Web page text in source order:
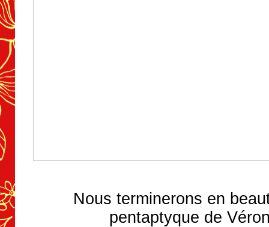
Nous terminerons en
pentaptyque de